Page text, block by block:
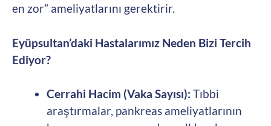
en zor” ameliyatlarını gerektirir.
Eyüpsultan’daki Hastalarımız Neden Bizi Tercih
Ediyor?
Cerrahi Hacim (Vaka Sayısı): Tıbbi
araştırmalar, pankreas ameliyatlarının